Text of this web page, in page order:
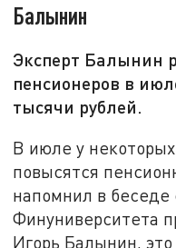
Балынин
Эксперт Балынин
пенсионеров в
тысячи рублей.
В июле у
повысятся
напомнил в беседе
Финуниверситета
Игорь Балынин,